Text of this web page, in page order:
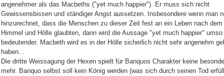
angenehmer als das Macbeths ("yet much happier"). Er muss sich nicht
Gewissensbissen und ständiger Angst aussetzen. Insbesondere wenn man
hinzurechnet, dass die Menschen zu dieser Zeit fest an ein Leben nach dem
Himmel und Hölle glaubten, dann wird die Aussage "yet much happier" umso
bedeutender. Macbeth wird es in der Hölle sicherlich nicht sehr angenehm
haben...
Die dritte Weissagung der Hexen spielt für Banquos Charakter keine
mehr. Banquo selbst soll kein König werden (was sich durch seinen Tod